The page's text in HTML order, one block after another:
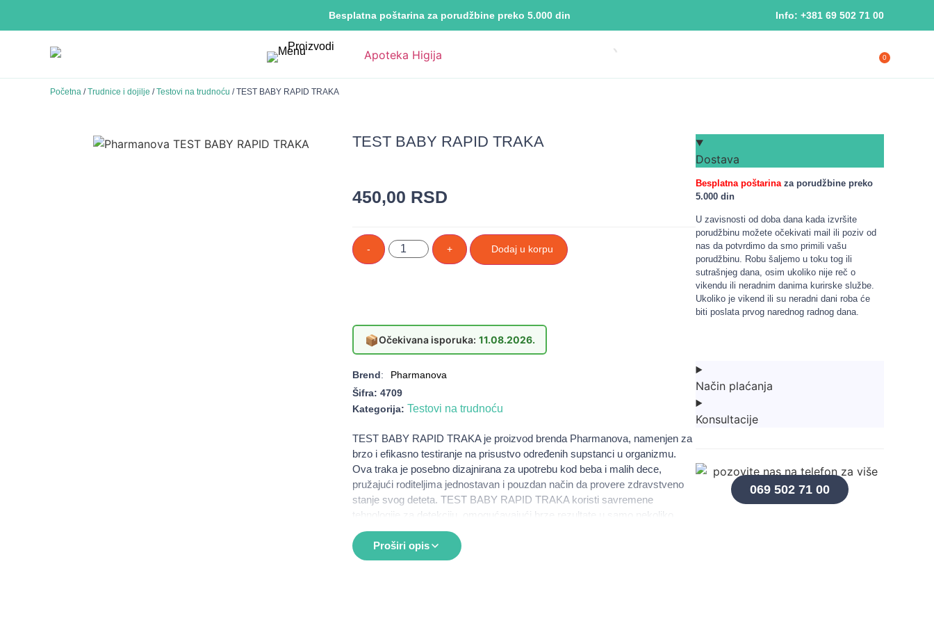
Besplatna poštarina za porudžbine preko 5.000 din Info: +381 69 502 71 00
Proizvodi
0
Početna /Trudnice i dojilje /Testovi na trudnoću / TEST BABY RAPID TRAKA
TEST BABY RAPID TRAKA
450,00 RSD
- + Dodaj u korpu
📦Očekivana isporuka: 11.08.2026.
Brend:
Pharmanova
Šifra:4709
Kategorija:Testovi na trudnoću
TEST BABY RAPID TRAKA je proizvod brenda Pharmanova, namenjen za
brzo i efikasno testiranje na prisustvo određenih supstanci u organizmu.
Ova traka je posebno dizajnirana za upotrebu kod beba i malih dece,
pružajući roditeljima jednostavan i pouzdan način da provere zdravstveno
stanje svog deteta. TEST BABY RAPID TRAKA koristi savremene
tehnologije za detekciju, omogućavajući brze rezultate u samo nekoliko
minuta. Proizvod je jednostavan za korišćenje i ne zahteva posebne veštine
ili obuku, što ga čini idealnim rešenjem za roditelje koji žele da brzo reše
potencijalne zdravstvene probleme.
Proširi opis
Dostava
Besplatna poštarina za porudžbine preko
5.000 din
U zavisnosti od doba dana kada izvršite
porudžbinu možete očekivati mail ili poziv od
nas da potvrdimo da smo primili vašu
porudžbinu. Robu šaljemo u toku tog ili
sutrašnjeg dana, osim ukoliko nije reč o
vikendu ili neradnim danima kurirske službe.
Ukoliko je vikend ili su neradni dani roba će
biti poslata prvog narednog radnog dana.
Način plaćanja
Konsultacije
069 502 71 00